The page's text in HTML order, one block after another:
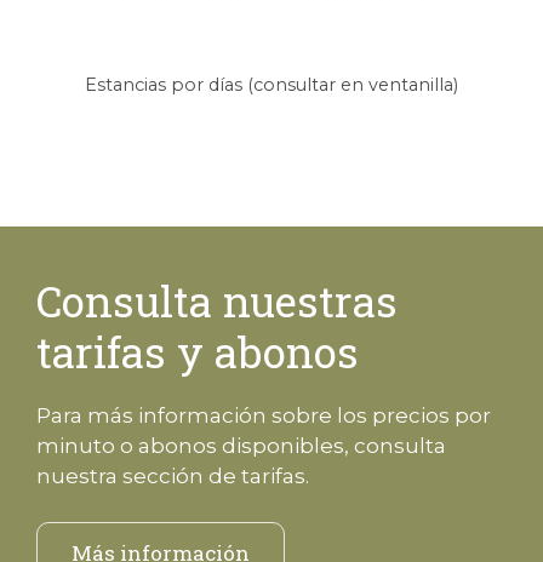
Estancias por días (consultar en ventanilla)
Consulta nuestras
tarifas y abonos
Para más información sobre los precios por
minuto o abonos disponibles, consulta
nuestra sección de tarifas.
Más información